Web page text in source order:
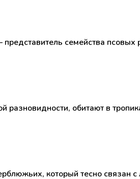
семейства
обитают в
который тесно